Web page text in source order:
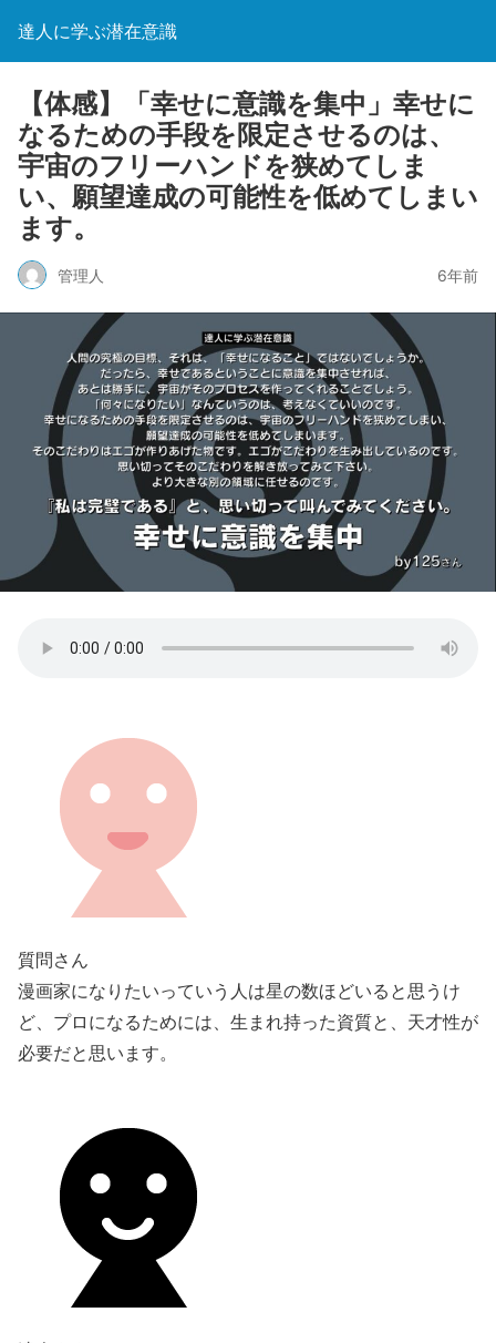
達人に学ぶ潜在意識
【体感】「幸せに意識を集中」幸せに
なるための手段を限定させるのは、
宇宙のフリーハンドを狭めてしま
い、願望達成の可能性を低めてしまい
ます。
管理人 6年前
質問さん
漫画家になりたいっていう人は星の数ほどいると思うけ
ど、プロになるためには、生まれ持った資質と、天才性が
必要だと思います。